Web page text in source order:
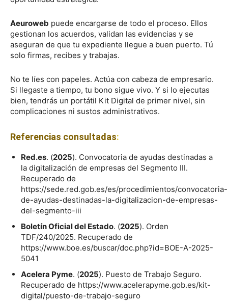
Aeuroweb puede encargarse de todo el proceso. Ellos
gestionan los acuerdos, validan las evidencias y se
aseguran de que tu expediente llegue a buen puerto. Tú
solo firmas, recibes y trabajas.
No te líes con papeles. Actúa con cabeza de empresario.
Si llegaste a tiempo, tu bono sigue vivo. Y si lo ejecutas
bien, tendrás un portátil Kit Digital de primer nivel, sin
complicaciones ni sustos administrativos.
Referencias consultadas:
Red.es. (2025). Convocatoria de ayudas destinadas a
la digitalización de empresas del Segmento III.
Recuperado de
https://sede.red.gob.es/es/procedimientos/convocatoria-
de-ayudas-destinadas-la-digitalizacion-de-empresas-
del-segmento-iii
Boletín Oficial del Estado. (2025). Orden
TDF/240/2025. Recuperado de
https://www.boe.es/buscar/doc.php?id=BOE-A-2025-
5041
Acelera Pyme. (2025). Puesto de Trabajo Seguro.
Recuperado de https://www.acelerapyme.gob.es/kit-
digital/puesto-de-trabajo-seguro